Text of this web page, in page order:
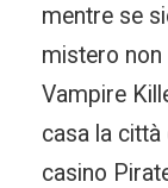
mentre se
mistero
Vampire
casa la città
casino